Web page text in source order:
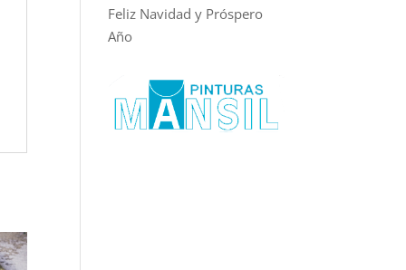
Feliz Navidad y Próspero
Año